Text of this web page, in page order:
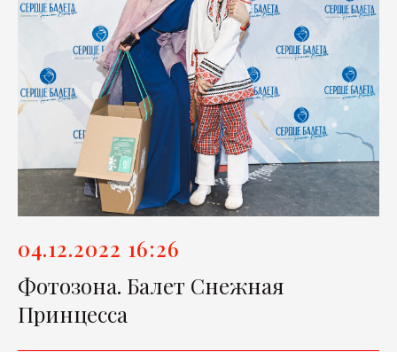
04.12.2022 16:26
Фотозона. Балет Снежная
Принцесса